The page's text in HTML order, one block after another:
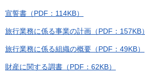
宣誓書（PDF：114KB）
旅行業務に係る事業の計画（PDF：157KB）
旅行業務に係る組織の概要（PDF：49KB）
財産に関する調書（PDF：62KB）